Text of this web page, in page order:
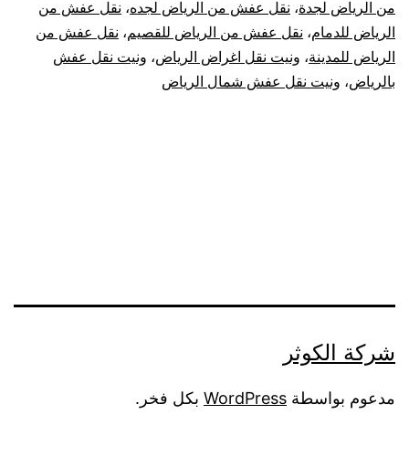
من الرياض لجدة، نقل عفش من الرياض لجده، نقل عفش من
الرياض للدمام، نقل عفش من الرياض للقصيم، نقل عفش من
الرياض للمدينة، ونيت نقل اغراض الرياض، ونيت نقل عفش
بالرياض، ونيت نقل عفش شمال الرياض
شركة الكوثر
مدعوم بواسطة WordPress بكل فخر.